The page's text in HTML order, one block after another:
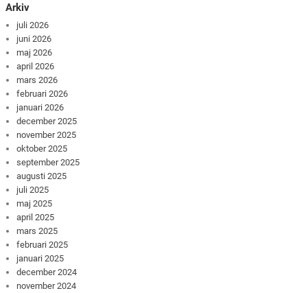
Arkiv
juli 2026
juni 2026
maj 2026
april 2026
mars 2026
februari 2026
januari 2026
december 2025
november 2025
oktober 2025
september 2025
augusti 2025
juli 2025
maj 2025
april 2025
mars 2025
februari 2025
januari 2025
december 2024
november 2024